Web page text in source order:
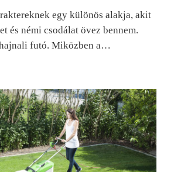
egy különös alakja, akit
és némi csodálat övez bennem.
futó. Miközben a…